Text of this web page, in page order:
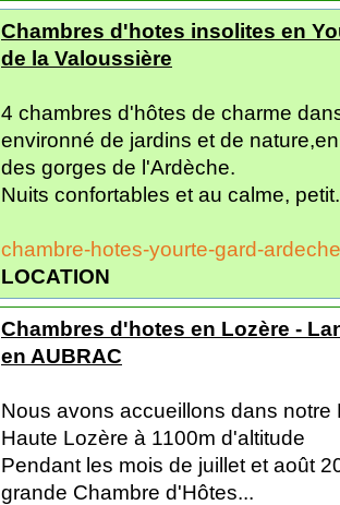
Chambres d'hotes insolites en
de la Valoussière
4 chambres d'hôtes de charme
environné de jardins et de
des gorges de l'Ardèche.
Nuits confortables et au calme,
chambre-hotes-yourte-gard-
LOCATION
Chambres d'hotes en Lozère -
en AUBRAC
Nous avons accueillons dans notre
Haute Lozère à 1100m d'altitude
Pendant les mois de juillet et août
grande Chambre d'Hôtes...